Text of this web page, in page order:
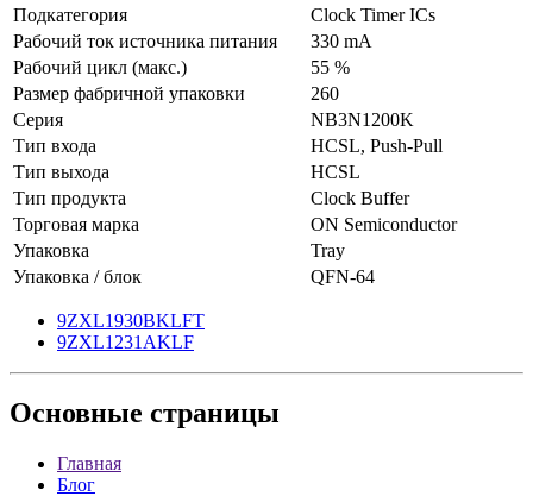
Подкатегория
Clock Timer ICs
Рабочий ток источника питания
330 mA
Рабочий цикл (макс.)
55 %
Размер фабричной упаковки
260
Серия
NB3N1200K
Тип входа
HCSL, Push-Pull
Тип выхода
HCSL
Тип продукта
Clock Buffer
Торговая марка
ON Semiconductor
Упаковка
Tray
Упаковка / блок
QFN-64
9ZXL1930BKLFT
9ZXL1231AKLF
Основные страницы
Главная
Блог